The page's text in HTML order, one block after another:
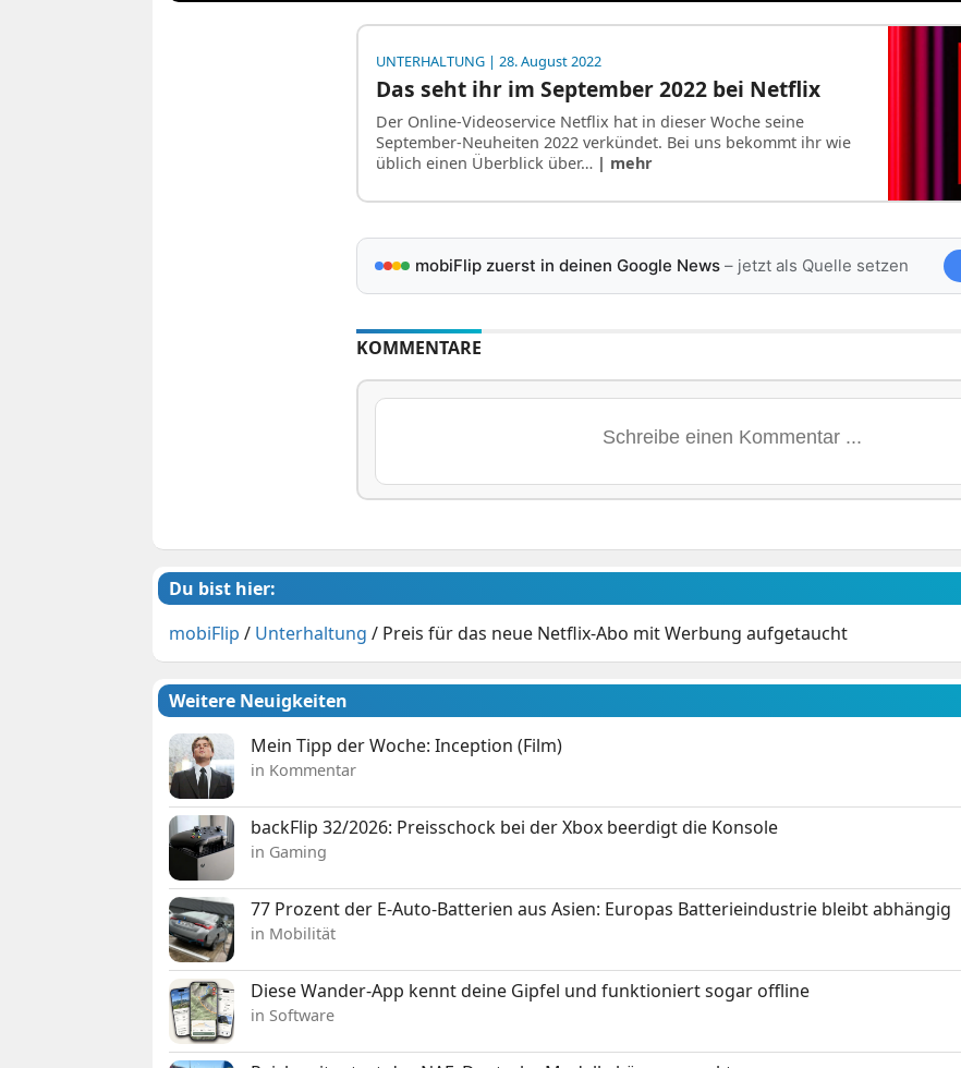
UNTERHALTUNG| 28. August 2022
Das seht ihr im September 2022 bei Netflix
Der Online-Videoservice Netflix hat in dieser Woche seine
September-Neuheiten 2022 verkündet. Bei uns bekommt ihr wie
üblich einen Überblick über… | mehr
mobiFlip zuerst in deinen Google News– jetzt als Quelle setzen
KOMMENTARE
Du bist hier:
mobiFlip / Unterhaltung / Preis für das neue Netflix-Abo mit Werbung aufgetaucht
Weitere Neuigkeiten
Mein Tipp der Woche: Inception (Film)
in Kommentar
backFlip 32/2026: Preisschock bei der Xbox beerdigt die Konsole
in Gaming
77 Prozent der E-Auto-Batterien aus Asien: Europas Batterieindustrie bleibt abhängig
in Mobilität
Diese Wander-App kennt deine Gipfel und funktioniert sogar offline
in Software